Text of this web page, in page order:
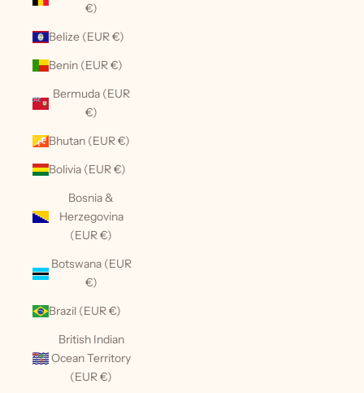
€)
Belize (EUR €)
Benin (EUR €)
Bermuda (EUR
€)
Bhutan (EUR €)
Bolivia (EUR €)
Bosnia &
Herzegovina
(EUR €)
Botswana (EUR
€)
Brazil (EUR €)
British Indian
Ocean Territory
(EUR €)